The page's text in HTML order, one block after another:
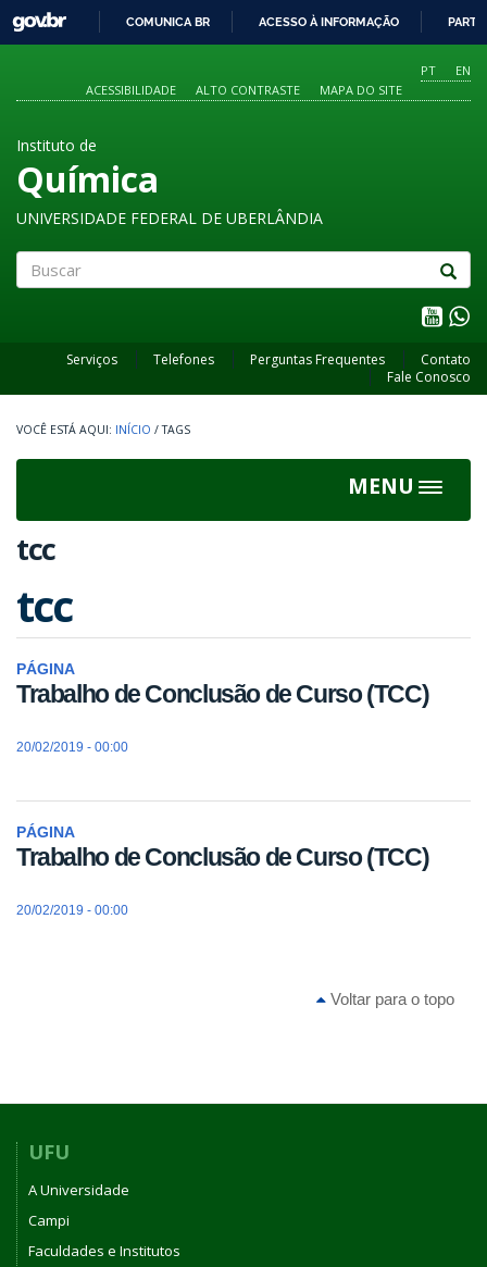
O
CONTEÚDO
GOVBR
COMUNICA BR ACESSO À INFORMAÇÃO
PT
EN
ACESSIBILIDADE
ALTO CONTRASTE MAPA DO SITE
Instituto de
Química
UNIVERSIDADE FEDERAL DE UBERLÂNDIA
Serviços Telefones Perguntas Frequentes
Contato
Fale Conosco
INÍCIO / TAGS
MENU
Toggle
tcc
tcc
PÁGINA
Trabalho de Conclusão de Curso (TCC)
20/02/2019 - 00:00
PÁGINA
Trabalho de Conclusão de Curso (TCC)
20/02/2019 - 00:00
Voltar para o topo
UFU
A Universidade
Campi
Faculdades e Institutos